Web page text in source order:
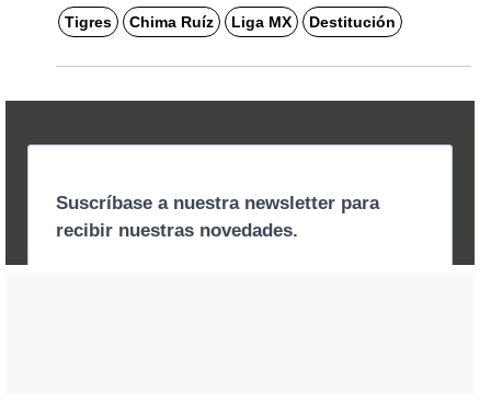
Tigres Chima Ruíz Liga MX Destitución